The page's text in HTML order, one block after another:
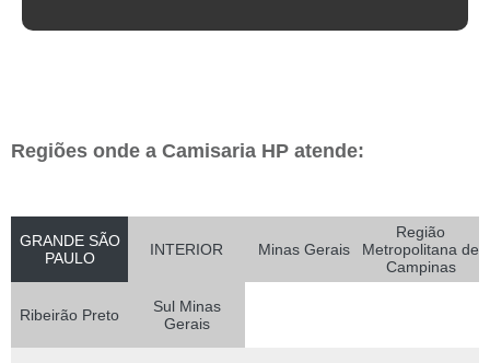
Regiões onde a Camisaria HP atende:
GRANDE SÃO
PAULO
INTERIOR Minas Gerais
Região
Metropolitana de
Campinas
Ribeirão Preto
Sul Minas
Gerais